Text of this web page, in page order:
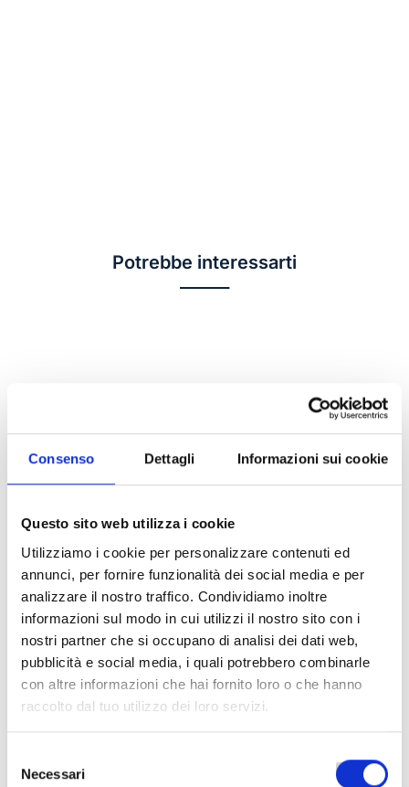
Consenso Dettagli Informazioni sui cookie
Questo sito web utilizza i cookie
Utilizziamo i cookie per personalizzare contenuti ed
annunci, per fornire funzionalità dei social media e per
analizzare il nostro traffico. Condividiamo inoltre
informazioni sul modo in cui utilizzi il nostro sito con i
nostri partner che si occupano di analisi dei dati web,
pubblicità e social media, i quali potrebbero combinarle
con altre informazioni che hai fornito loro o che hanno
raccolto dal tuo utilizzo dei loro servizi.
delNecessari
Potrebbe interessarti
Hai bisogno di
informazioni o
assistenza?
Siamo a disposizione per
accompagnarti con competenza e
attenzione.
Compila il form in tutte le sezioni.Il team di
Asnor prenderà in carico la tua richiesta e ti
risponderà appena possibile.
Contattaci
Lun - Ven 9:00 - 13:30 / 14.30 - 18:00